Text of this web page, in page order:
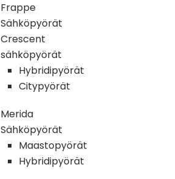
Frappe
Sähköpyörät
Crescent
sähköpyörät
Hybridipyörät
Citypyörät
Merida
Sähköpyörät
Maastopyörät
Hybridipyörät